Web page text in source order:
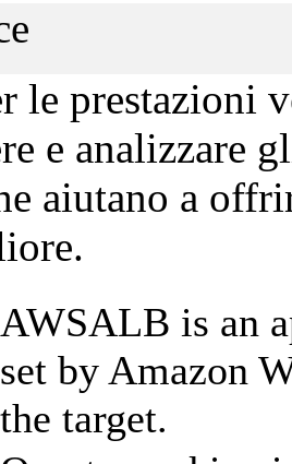
le prestazioni
e analizzare
aiutano a
AWSALB is an
set by Amazon
the target.